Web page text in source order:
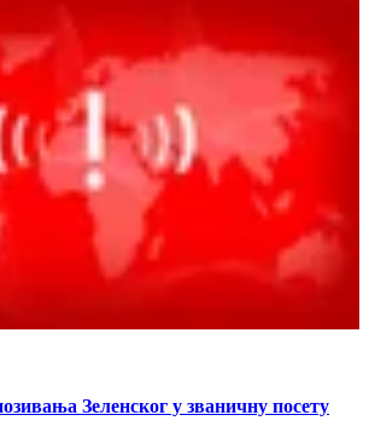
Зеленског у званичну посету